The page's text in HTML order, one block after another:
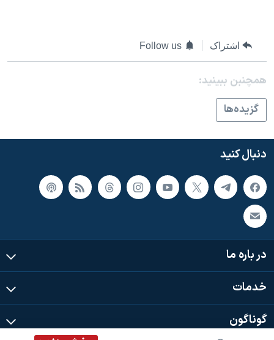
اعتراضات مردمی آبان ۹۸
نرگس محمدی برنده جایزه نوبل صلح
همایش محافظه‌کاران آمریکا «سی‌پک»
سفر پرزیدنت ترامپ به چین
اشتراک Follow us
همچنبن ببینید:
گزيده‌ها
دنبال کنید
در باره ما
خدمات
گوناگون